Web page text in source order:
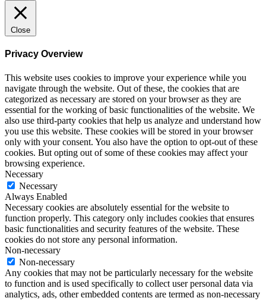
Close
Privacy Overview
This website uses cookies to improve your experience while you
navigate through the website. Out of these, the cookies that are
categorized as necessary are stored on your browser as they are
essential for the working of basic functionalities of the website. We
also use third-party cookies that help us analyze and understand how
you use this website. These cookies will be stored in your browser
only with your consent. You also have the option to opt-out of these
cookies. But opting out of some of these cookies may affect your
browsing experience.
Necessary
Necessary
Always Enabled
Necessary cookies are absolutely essential for the website to
function properly. This category only includes cookies that ensures
basic functionalities and security features of the website. These
cookies do not store any personal information.
Non-necessary
Non-necessary
Any cookies that may not be particularly necessary for the website
to function and is used specifically to collect user personal data via
analytics, ads, other embedded contents are termed as non-necessary